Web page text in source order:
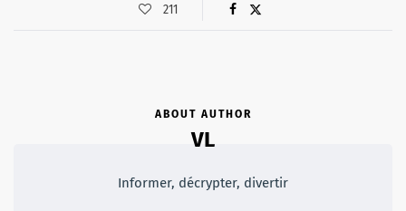
211
ABOUT AUTHOR
VL
Informer, décrypter, divertir